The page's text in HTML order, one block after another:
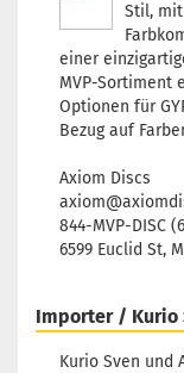
Stil, mit
einer
MVP-Sortiment
Optionen für
Bezug auf
Axiom Discs
844-MVP-DISC
6599 Euclid St,
Importer / Kurio
Kurio Sven und